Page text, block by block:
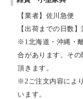
【業者】佐川急便
【出荷までの日数
※1北海道・沖縄・
合があります。そ
頂きます。
※2ご注文内容によ
います。